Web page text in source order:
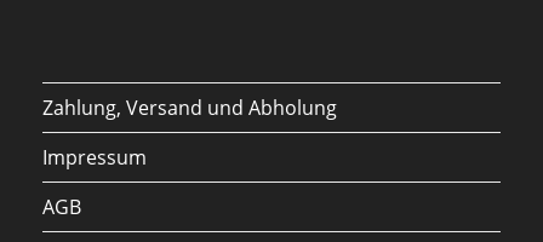
Zahlung, Versand und Abholung
Impressum
AGB